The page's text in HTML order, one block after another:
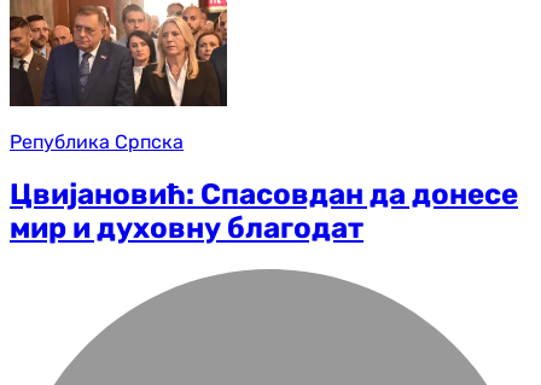
Република Српска
Цвијановић: Спасовдан да донесе
мир и духовну благодат